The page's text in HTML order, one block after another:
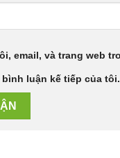
email, và trang web
luận kế tiếp của tôi.